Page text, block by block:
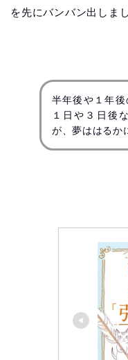
を先にバンバン出しま
半年後や１年後
１日や３日後
が、夢ははるか